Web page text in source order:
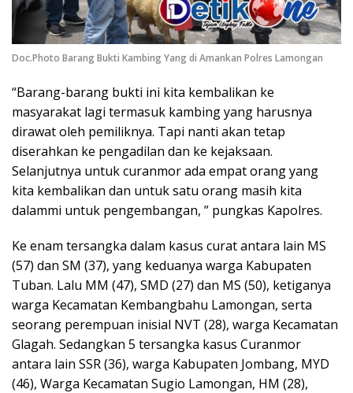
Doc.Photo Barang Bukti Kambing Yang di Amankan Polres Lamongan
“Barang-barang bukti ini kita kembalikan ke
masyarakat lagi termasuk kambing yang harusnya
dirawat oleh pemiliknya. Tapi nanti akan tetap
diserahkan ke pengadilan dan ke kejaksaan.
Selanjutnya untuk curanmor ada empat orang yang
kita kembalikan dan untuk satu orang masih kita
dalammi untuk pengembangan, ” pungkas Kapolres.
Ke enam tersangka dalam kasus curat antara lain MS
(57) dan SM (37), yang keduanya warga Kabupaten
Tuban. Lalu MM (47), SMD (27) dan MS (50), ketiganya
warga Kecamatan Kembangbahu Lamongan, serta
seorang perempuan inisial NVT (28), warga Kecamatan
Glagah. Sedangkan 5 tersangka kasus Curanmor
antara lain SSR (36), warga Kabupaten Jombang, MYD
(46), Warga Kecamatan Sugio Lamongan, HM (28),